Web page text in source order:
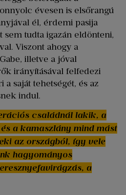
évesen is elsőrangú
él, érdemi pasija
sem tudta igazán eldönteni,
Viszont ahogy a
illetve a jóval
irányításával felfedezi
a saját tehetségét, és az
indul.
családnál lakik, a
a kamaszlány mind mást
az országból, így vele
hagyományos
a